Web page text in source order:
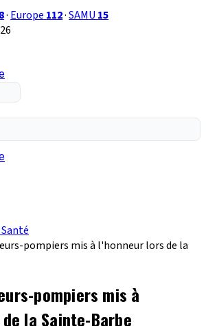
· Europe 112·SAMU 15
pompiers mis à l'honneur lors de la
pompiers mis à
la Sainte-Barbe